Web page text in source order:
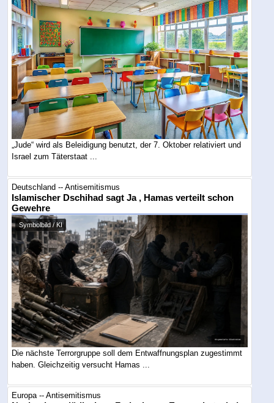
„Jude“ wird als Beleidigung benutzt, der 7. Oktober relativiert und
Israel zum Täterstaat ...
Deutschland -- Antisemitismus
Islamischer Dschihad sagt Ja , Hamas verteilt schon
Gewehre
Symbolbild / KI
Die nächste Terrorgruppe soll dem Entwaffnungsplan zugestimmt
haben. Gleichzeitig versucht Hamas ...
Europa -- Antisemitismus